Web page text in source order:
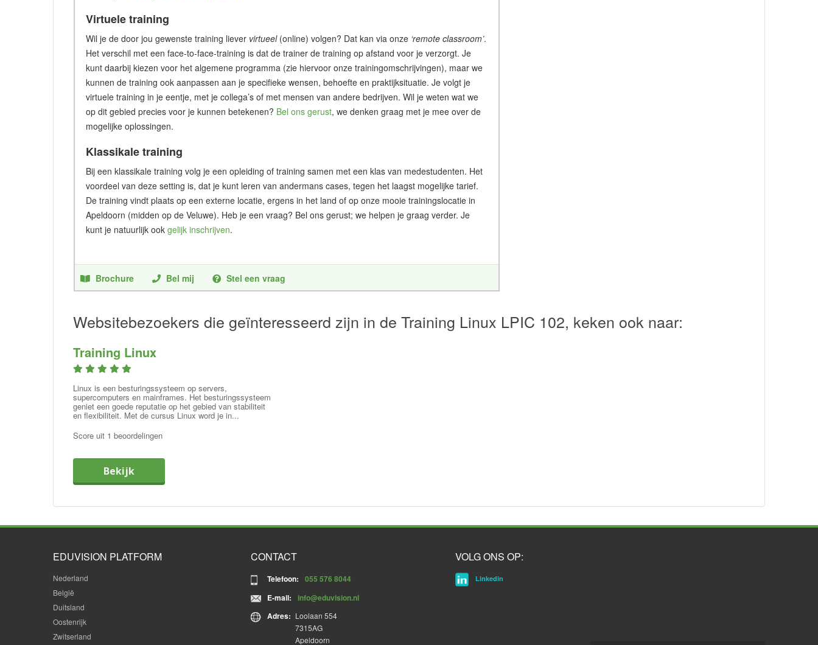
Virtuele training
Wil je de door jou gewenste training liever virtueel(online) volgen? Dat kan via onze ‘remote classroom’.
Het verschil met een face-to-face-training is dat de trainer de training op afstand voor je verzorgt. Je
kunt daarbij kiezen voor het algemene programma (zie hiervoor onze trainingomschrijvingen), maar we
kunnen de training ook aanpassen aan je specifieke wensen, behoefte en praktijksituatie. Je volgt je
virtuele training in je eentje, met je collega’s of met mensen van andere bedrijven. Wil je weten wat we
op dit gebied precies voor je kunnen betekenen? Bel ons gerust, we denken graag met je mee over de
mogelijke oplossingen.
Klassikale training
Bij een klassikale training volg je een opleiding of training samen met een klas van medestudenten. Het
voordeel van deze setting is, dat je kunt leren van andermans cases, tegen het laagst mogelijke tarief.
De training vindt plaats op een externe locatie, ergens in het land of op onze mooie trainingslocatie in
Apeldoorn (midden op de Veluwe). Heb je een vraag? Bel ons gerust; we helpen je graag verder. Je
kunt je natuurlijk ook gelijk inschrijven.
Brochure Bel mij Stel een vraag
Websitebezoekers die geïnteresseerd zijn in de Training Linux LPIC 102, keken ook naar:
Training Linux
Linux is een besturingssysteem op servers,
supercomputers en mainframes. Het besturingssysteem
geniet een goede reputatie op het gebied van stabiliteit
en flexibiliteit. Met de cursus Linux word je in...
Score uit 1 beoordelingen
Bekijk
EDUVISION PLATFORM
Nederland
België
Duitsland
Oostenrijk
Zwitserland
CONTACT
Telefoon:
055 576 8044
E-mail:
info@eduvision.nl
Adres: Loolaan 554
7315AG
Apeldoorn
VOLG ONS OP:
Linkedin